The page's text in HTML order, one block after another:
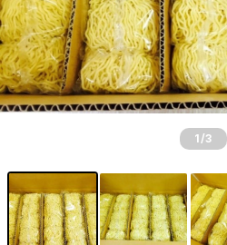
1 /3